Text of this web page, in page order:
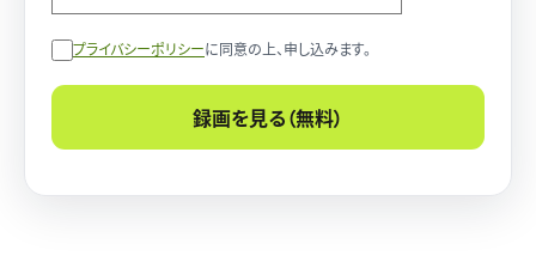
プライバシーポリシーに同意の上、申し込みます。